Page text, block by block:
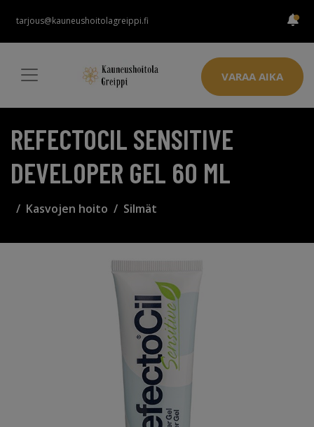
tarjous@kauneushoitolagreippi.fi
VARAA AIKA
REFECTOCIL SENSITIVE
DEVELOPER GEL 60 ML
Kasvojen hoito Silmät